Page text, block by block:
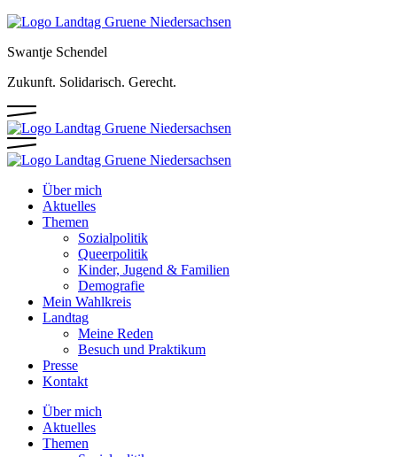
Swantje Schendel
Zukunft. Solidarisch. Gerecht.
Über mich
Aktuelles
Themen
Sozialpolitik
Queerpolitik
Kinder, Jugend & Familien
Demografie
Mein Wahlkreis
Landtag
Meine Reden
Besuch und Praktikum
Presse
Kontakt
Über mich
Aktuelles
Themen